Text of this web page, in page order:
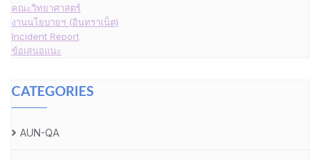
คณะวิทยาศาสตร์
งานนโยบายฯ (อินทราเน็ต)
Incident Report
ข้อเสนอแนะ
CATEGORIES
AUN-QA